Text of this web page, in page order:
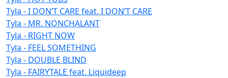
Tyla - I DON’T CARE feat. I DON’T CARE
Tyla - MR. NONCHALANT
Tyla - RIGHT NOW
Tyla - FEEL SOMETHING
Tyla - DOUBLE BLIND
Tyla - FAIRYTALE feat. Liquideep